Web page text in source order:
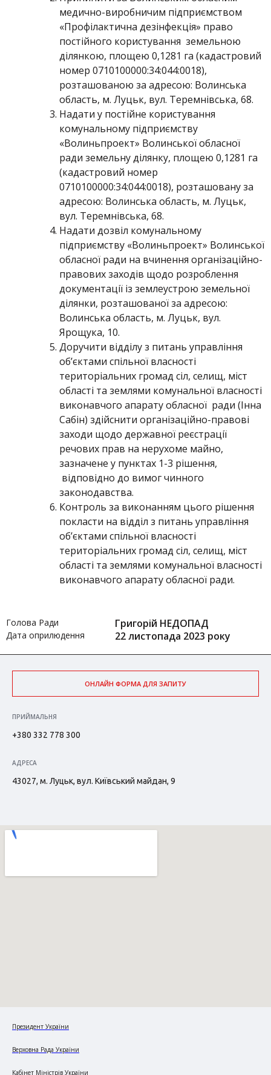
медично-виробничим підприємством
«Профілактична дезінфекція» право
постійного користування земельною
ділянкою, площею 0,1281 га (кадастровий
номер 0710100000:34:044:0018),
розташованою за адресою: Волинська
область, м. Луцьк, вул. Теремнівська, 68.
Надати у постійне користування
комунальному підприємству
«Волиньпроект» Волинської обласної
ради земельну ділянку, площею 0,1281 га
(кадастровий номер
0710100000:34:044:0018), розташовану за
адресою: Волинська область, м. Луцьк,
вул. Теремнівська, 68.
Надати дозвіл комунальному
підприємству «Волиньпроект» Волинської
обласної ради на вчинення організаційно-
правових заходів щодо розроблення
документації із землеустрою земельної
ділянки, розташованої за адресою:
Волинська область, м. Луцьк, вул.
Ярощука, 10.
Доручити відділу з питань управління
об’єктами спільної власності
територіальних громад сіл, селищ, міст
області та землями комунальної власності
виконавчого апарату обласної ради (Інна
Сабін) здійснити організаційно-правові
заходи щодо державної реєстрації
речових прав на нерухоме майно,
зазначене у пунктах 1-3 рішення,
відповідно до вимог чинного
законодавства.
Контроль за виконанням цього рішення
покласти на відділ з питань управління
об’єктами спільної власності
територіальних громад сіл, селищ, міст
області та землями комунальної власності
виконавчого апарату обласної ради.
Голова Ради Григорій НЕДОПАД
Дата оприлюдення 22 листопада 2023 року
ОНЛАЙН ФОРМА ДЛЯ ЗАПИТУ
ПРИЙМАЛЬНЯ
+380 332 778 300
АДРЕСА
43027, м. Луцьк, вул. Київський майдан, 9
Президент України
Верховна Рада України
Кабінет Міністрів України